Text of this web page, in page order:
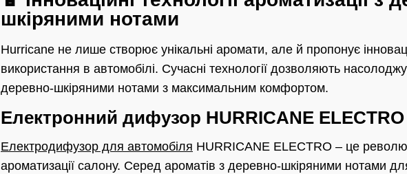
шкіряними нотами
Hurricane не лише створює унікальні аромати, але й пропонує
використання в автомобілі. Сучасні технології дозволяють
деревно-шкіряними нотами з максимальним комфортом.
Електронний дифузор HURRICANE ELECTRO
Електродифузор для автомобіля HURRICANE ELECTRO – це
ароматизації салону. Серед ароматів з деревно-шкіряними нотами